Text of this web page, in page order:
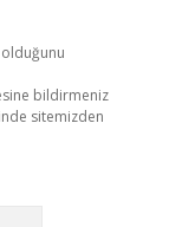
olduğunu
bildirmeniz
sitemizden